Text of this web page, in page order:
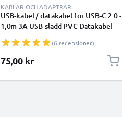
KABLAR OCH ADAPTRAR
USB-kabel / datakabel för USB-C 2.0 -
1,0m 3A USB-sladd PVC Datakabel
(6 recensioner)
75,00 kr